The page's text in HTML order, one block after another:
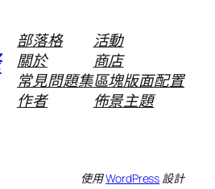
部落格
關於
常見問題集
作者
活動
商店
區塊版面配置
佈景主題
使用WordPress 設計